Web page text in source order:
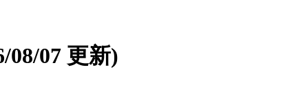
08/07 更新)